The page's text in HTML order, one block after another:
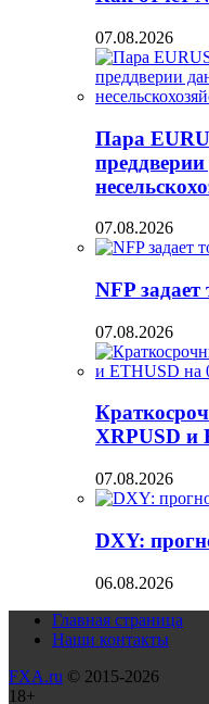
07.08.2026
Пара
07.08.2026
NFP
07.08.2026
XRPUSD и
07.08.2026
DXY:
06.08.2026
Главная страница
Наши контакты
FXA.ru © 2015-2026
18+